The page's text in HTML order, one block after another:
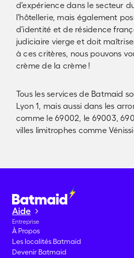
d’expérience dans le secteur
l’hôtellerie, mais également
d’identité et de résidence
judiciaire vierge et doit
à ces critères, nous pouvons
crème de la crème !
Tous les services de Batmaid
Lyon 1, mais aussi dans les
comme le 69002, le 69003,
villes limitrophes comme
Aide
Entreprise
À Propos
Les localités Batmaid
Devenir Batmaid